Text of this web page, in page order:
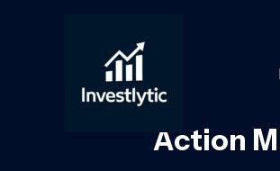
Action